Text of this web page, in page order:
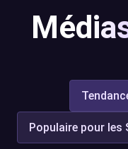
Populaire pour les